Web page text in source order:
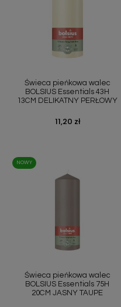
Świeca pieńkowa walec
BOLSIUS Essentials 43H
13CM DELIKATNY PERŁOWY
Cena
11,20 zł
Świeca pieńkowa walec
BOLSIUS Essentials 75H
20CM JASNY TAUPE
NOWY